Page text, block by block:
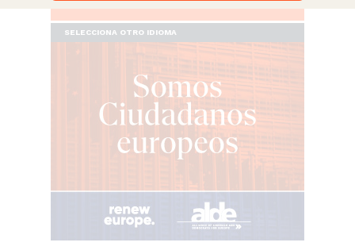
SELECCIONA OTRO IDIOMA